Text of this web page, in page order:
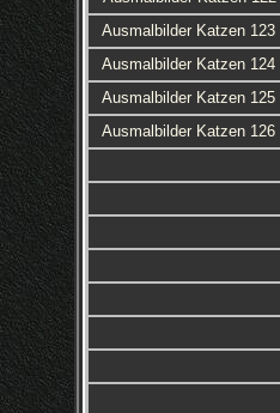
Ausmalbilder Katzen 123
Ausmalbilder Katzen 124
Ausmalbilder Katzen 125
Ausmalbilder Katzen 126